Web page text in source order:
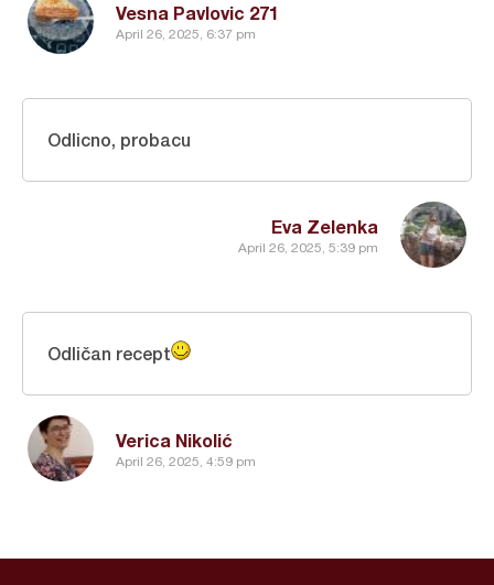
Vesna Pavlovic 271
April 26, 2025, 6:37 pm
Eva Zelenka
April 26, 2025, 5:39 pm
Odlicno, probacu
Verica Nikolić
April 26, 2025, 4:59 pm
Odličan recept